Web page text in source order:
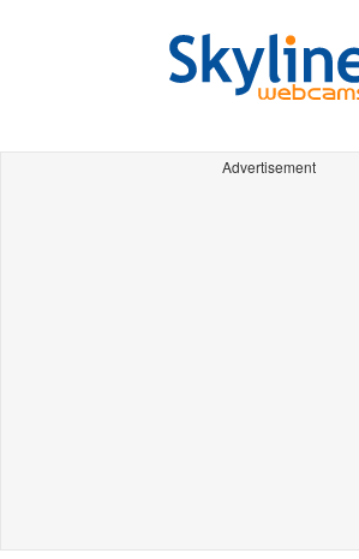
Advertisement